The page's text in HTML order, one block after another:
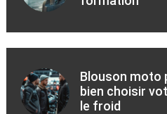
Blouson moto
bien choisir
le froid